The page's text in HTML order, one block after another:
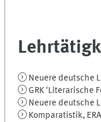
Neuere deutsche
GRK 'Literarische
Neuere deutsche
Komparatistik,